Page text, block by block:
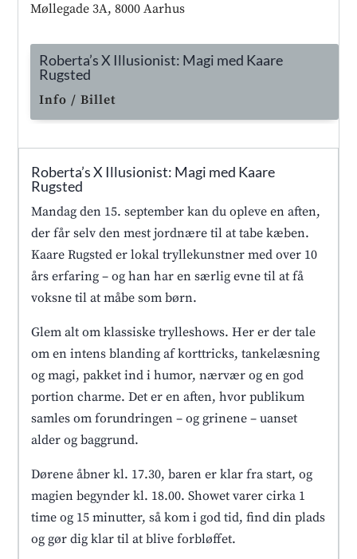
Møllegade 3A, 8000 Aarhus
Roberta’s X Illusionist: Magi med Kaare
Rugsted
Info / Billet
Roberta’s X Illusionist: Magi med Kaare
Rugsted
Mandag den 15. september kan du opleve en aften,
der får selv den mest jordnære til at tabe kæben.
Kaare Rugsted er lokal tryllekunstner med over 10
års erfaring – og han har en særlig evne til at få
voksne til at måbe som børn.
Glem alt om klassiske trylleshows. Her er der tale
om en intens blanding af korttricks, tankelæsning
og magi, pakket ind i humor, nærvær og en god
portion charme. Det er en aften, hvor publikum
samles om forundringen – og grinene – uanset
alder og baggrund.
Dørene åbner kl. 17.30, baren er klar fra start, og
magien begynder kl. 18.00. Showet varer cirka 1
time og 15 minutter, så kom i god tid, find din plads
og gør dig klar til at blive forbløffet.